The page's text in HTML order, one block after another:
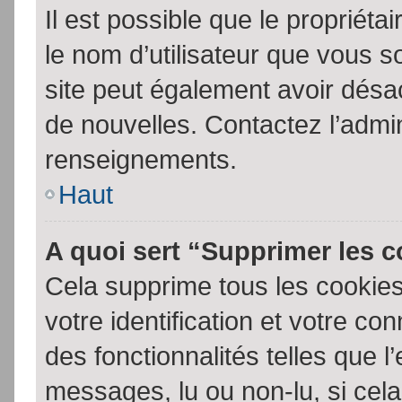
Il est possible que le
le nom d’utilisateur que vous
site peut également avoir
de nouvelles. Contactez
renseignements.
Haut
A quoi sert “Supprimer les
Cela supprime tous les
votre identification et votre
des fonctionnalités telles que
messages, lu ou non-lu, si